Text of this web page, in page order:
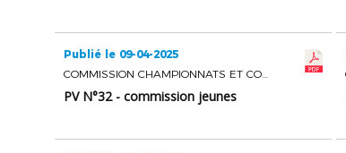
Publié le 09-04-2025
COMMISSION CHAMPIONNATS ET COUPES JEUNES
PV N°32 - commission jeunes